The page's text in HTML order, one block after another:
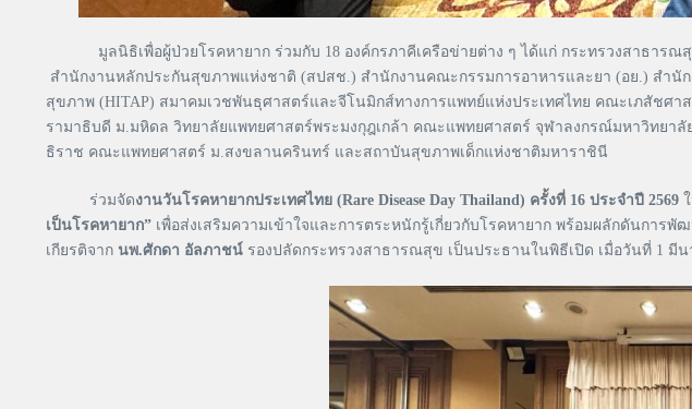
มูลนิธิเพื่อผู้ป่วยโรคหายาก ร่วมกับ 18 องค์กรภาคีเครือข่ายต่าง ๆ ได้แก่ กระทรวงสาธารณ
สำนักงานหลักประกันสุขภาพแห่งชาติ (สปสช.) สำนักงานคณะกรรมการอาหารและยา (อย.) สำ
สุขภาพ (HITAP) สมาคมเวชพันธุศาสตร์และจีโนมิกส์ทางการแพทย์แห่งประเทศไทย คณะเภสัช
รามาธิบดี ม.มหิดล วิทยาลัยแพทยศาสตร์พระมงกุฎเกล้า คณะแพทยศาสตร์ จุฬาลงกรณ์มหาวิทยาลั
ธิราช คณะแพทยศาสตร์ ม.สงขลานครินทร์ และสถาบันสุขภาพเด็กแห่งชาติมหาราชินี
ร่วมจัดงานวันโรคหายากประเทศไทย (Rare Disease Day Thailand) ครั้งที่ 16 ประจำปี 2569
เป็นโรคหายาก” เพื่อส่งเสริมความเข้าใจและการตระหนักรู้เกี่ยวกับโรคหายาก พร้อมผลักดันการ
เกียรติจาก นพ.ศักดา อัลภาชน์ รองปลัดกระทรวงสาธารณสุข เป็นประธานในพิธีเปิด เมื่อวันที่ 1 มี